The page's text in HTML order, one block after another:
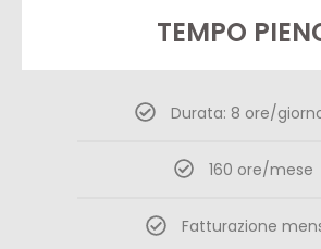
TEMPO
Durata: 8 ore/
160 ore/mese
Fatturazione